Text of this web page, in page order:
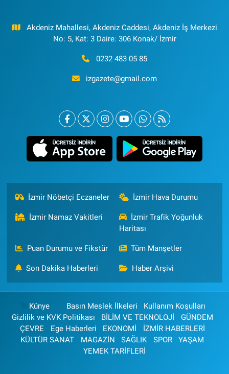
Akdeniz Mahallesi, Akdeniz Caddesi, Akdeniz İş Merkezi
No: 5, Kat: 3 Daire: 306 Konak/ İzmir
0232 483 05 85
izgazete@gmail.com
İzmir Nöbetçi Eczaneler İzmir Hava Durumu
İzmir Namaz Vakitleri
İzmir Trafik Yoğunluk
Haritası
Puan Durumu ve Fikstür Tüm Manşetler
Son Dakika Haberleri Haber Arşivi
Künye Basın Meslek İlkeleri
Kullanım Koşulları
Gizlilik ve KVK Politikası
BİLİM VE TEKNOLOJİ
GÜNDEM
ÇEVRE
Ege Haberleri EKONOMİ
İZMİR HABERLERİ
KÜLTÜR SANAT
MAGAZİN SAĞLIK SPOR
YAŞAM
YEMEK TARİFLERİ